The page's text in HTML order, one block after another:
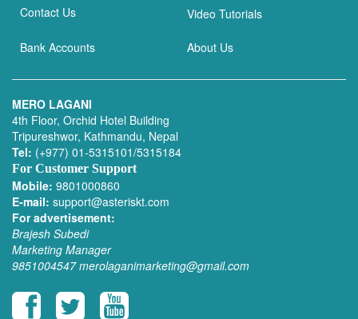
Contact Us Video Tutorials
Bank Accounts About Us
MERO LAGANI
4th Floor, Orchid Hotel Building
Tripureshwor, Kathmandu, Nepal
Tel: (+977) 01-5315101/5315184
For Customer Support
Mobile: 9801000860
E-mail: support@asteriskt.com
For advertisement:
Brajesh Subedi
Marketing Manager
9851004547 merolaganimarketing@gmail.com